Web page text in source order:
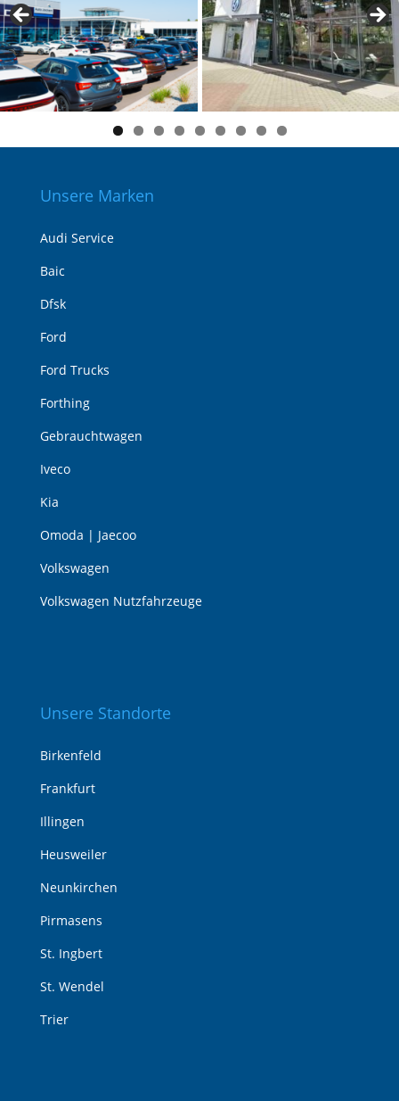
Unsere Marken
Audi Service
Baic
Dfsk
Ford
Ford Trucks
Forthing
Gebrauchtwagen
Iveco
Kia
Omoda | Jaecoo
Volkswagen
Volkswagen Nutzfahrzeuge
Unsere Standorte
Birkenfeld
Frankfurt
Illingen
Heusweiler
Neunkirchen
Pirmasens
St. Ingbert
St. Wendel
Trier